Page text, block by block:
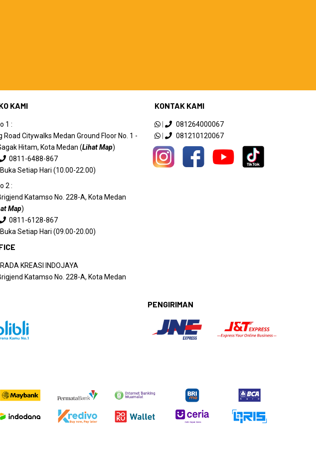
KAMI
1 :
Road Citywalks Medan Ground Floor No. 1 -
Hitam, Kota Medan (Lihat Map)
0811-6488-867
Buka Setiap Hari (10.00-22.00)
2 :
Katamso No. 228-A, Kota Medan
Map)
0811-6128-867
Buka Setiap Hari (09.00-20.00)
KREASI INDOJAYA
Katamso No. 228-A, Kota Medan
KONTAK KAMI
|
081264000067
|
081210120067
PENGIRIMAN